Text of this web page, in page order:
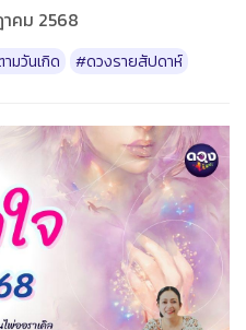
คม 2568
มวันเกิด #ดวงรายสัปดาห์